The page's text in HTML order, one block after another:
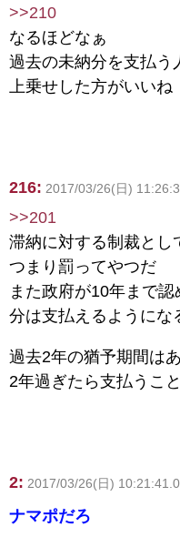
>>210
なるほどなぁ
過去の未納分を支払う
上乗せした方がいいね
216: 2017/03/26(日)
>>201
滞納に対する制裁とし
つまり罰ってやつだ
また政府が10年まで
分は支払えるようにな
過去2年の猶予期間は
2年過ぎたら支払うこ
2: 2017/03/26(日)
ナマポだろ